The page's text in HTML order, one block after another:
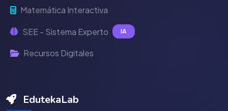
Matemática Interactiva
SEE - Sistema Experto IA
Recursos Digitales
EdutekaLab